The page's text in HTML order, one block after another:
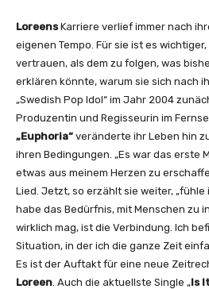
LoreensKarriere verlief immer nach
eigenen Tempo. Für sie ist es
vertrauen, als dem zu folgen, was
erklären könnte, warum sie sich nach
„Swedish Pop Idol“ im Jahr 2004
Produzentin und Regisseurin im
„Euphoria“ veränderte ihr Leben hin
ihren Bedingungen. „Es war das erste
etwas aus meinem Herzen zu
Lied. Jetzt, so erzählt sie weiter, „fühle
habe das Bedürfnis, mit Menschen zu
wirklich mag, ist die Verbindung. Ich
Situation, in der ich die ganze Zeit
Es ist der Auftakt für eine neue
Loreen . Auch die aktuellste Single „Is